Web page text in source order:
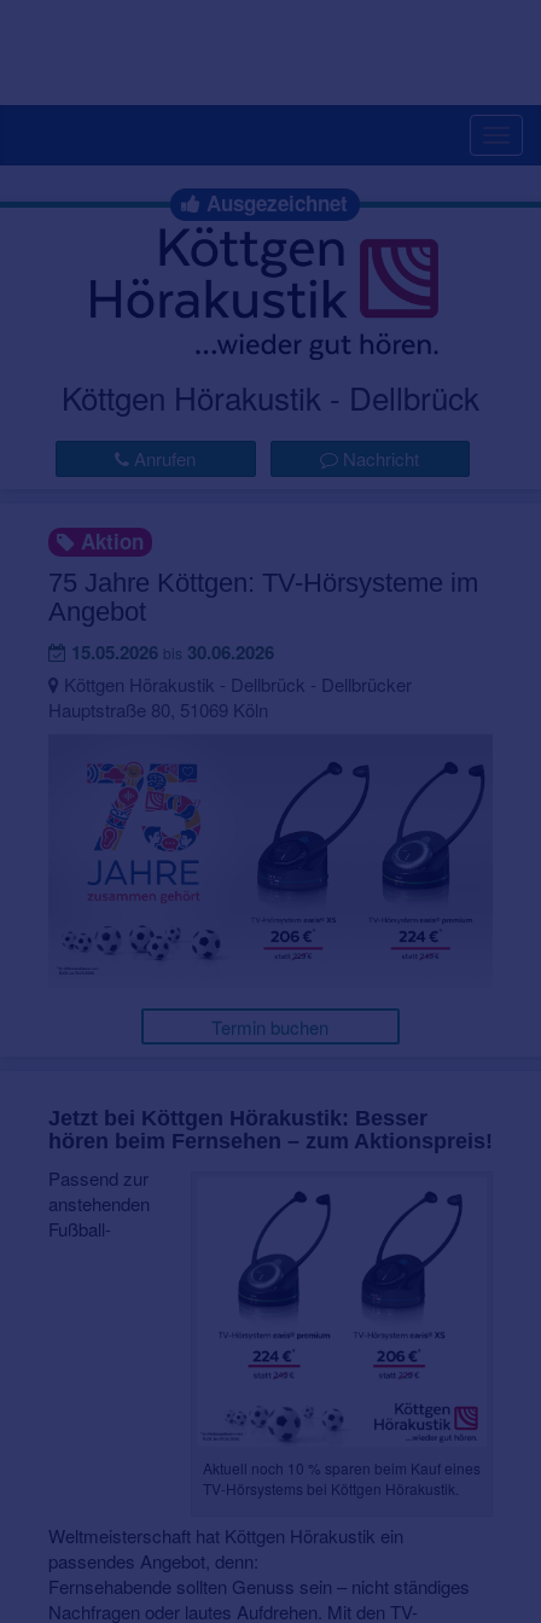
Ausgezeichnet
Köttgen Hörakustik - Dellbrück
Anrufen Nachricht
Aktion
75 Jahre Köttgen: TV-Hörsysteme im
Angebot
15.05.2026 bis 30.06.2026
Köttgen Hörakustik - Dellbrück - Dellbrücker
Hauptstraße 80, 51069 Köln
Termin buchen
Jetzt bei Köttgen Hörakustik: Besser
hören beim Fernsehen – zum Aktionspreis!
Aktuell noch 10 % sparen beim Kauf eines
TV-Hörsystems bei Köttgen Hörakustik.
Passend zur
anstehenden
Fußball-
Weltmeisterschaft hat Köttgen Hörakustik ein
passendes Angebot, denn:
Fernsehabende sollten Genuss sein – nicht ständiges
Nachfragen oder lautes Aufdrehen. Mit den TV-